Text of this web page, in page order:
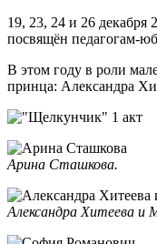
19, 23, 24 и 26
посвящён педагогам-
В этом году в роли
принца: Александра
Арина Сташкова.
Александра Хитеева и